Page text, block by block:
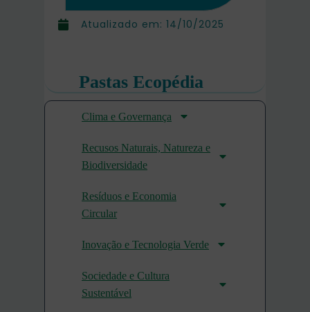
Atualizado em: 14/10/2025
Pastas Ecopédia
Clima e Governança
Recusos Naturais, Natureza e
Biodiversidade
Resíduos e Economia
Circular
Inovação e Tecnologia Verde
Sociedade e Cultura
Sustentável